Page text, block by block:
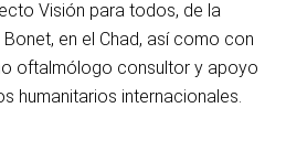
Visión para todos, de la
en el Chad, así como con
oftalmólogo consultor y apoyo
humanitarios internacionales.